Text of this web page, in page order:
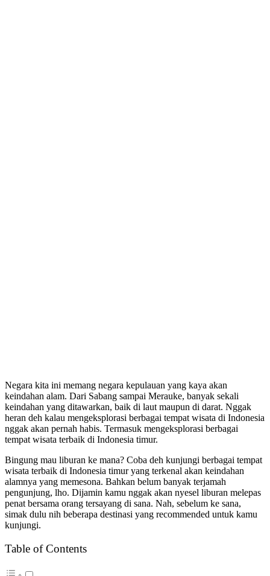
Negara kita ini memang negara kepulauan yang kaya akan
keindahan alam. Dari Sabang sampai Merauke, banyak sekali
keindahan yang ditawarkan, baik di laut maupun di darat. Nggak
heran deh kalau mengeksplorasi berbagai tempat wisata di Indonesia
nggak akan pernah habis. Termasuk mengeksplorasi berbagai
tempat wisata terbaik di Indonesia timur.
Bingung mau liburan ke mana? Coba deh kunjungi berbagai tempat
wisata terbaik di Indonesia timur yang terkenal akan keindahan
alamnya yang memesona. Bahkan belum banyak terjamah
pengunjung, lho. Dijamin kamu nggak akan nyesel liburan melepas
penat bersama orang tersayang di sana. Nah, sebelum ke sana,
simak dulu nih beberapa destinasi yang recommended untuk kamu
kunjungi.
Table of Contents